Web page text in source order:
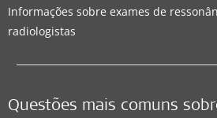
Informações sobre exames de
radiologistas
Questões mais comuns